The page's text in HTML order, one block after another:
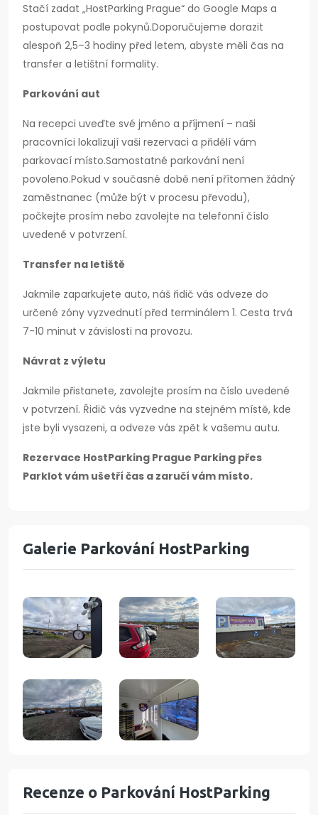
Stačí zadat „HostParking Prague“ do Google Maps a
postupovat podle pokynů.Doporučujeme dorazit
alespoň 2,5–3 hodiny před letem, abyste měli čas na
transfer a letištní formality.
Parkování aut
Na recepci uveďte své jméno a příjmení – naši
pracovníci lokalizují vaši rezervaci a přidělí vám
parkovací místo.Samostatné parkování není
povoleno.Pokud v současné době není přítomen žádný
zaměstnanec (může být v procesu převodu),
počkejte prosím nebo zavolejte na telefonní číslo
uvedené v potvrzení.
Transfer na letiště
Jakmile zaparkujete auto, náš řidič vás odveze do
určené zóny vyzvednutí před terminálem 1. Cesta trvá
7-10 minut v závislosti na provozu.
Návrat z výletu
Jakmile přistanete, zavolejte prosím na číslo uvedené
v potvrzení. Řidič vás vyzvedne na stejném místě, kde
jste byli vysazeni, a odveze vás zpět k vašemu autu.
Rezervace HostParking Prague Parking přes
Parklot vám ušetří čas a zaručí vám místo.
Galerie Parkování HostParking
Recenze o Parkování HostParking